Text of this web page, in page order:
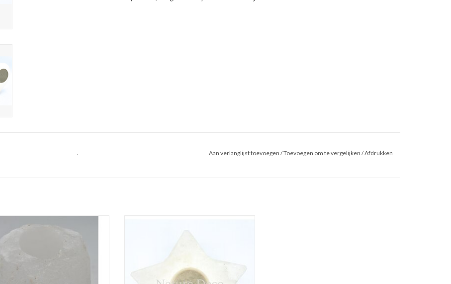
. Aan verlanglijst toevoegen /Toevoegen om te vergelijken /Afdrukken
TOEVOEGEN AAN WINKELWAGEN